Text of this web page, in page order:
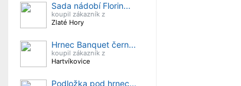
Sada nádobí Florin...
koupil zákazník z
Zlaté Hory
Hrnec Banquet čern...
koupil zákazník z
Hartvíkovice
Podložka pod hrnec...